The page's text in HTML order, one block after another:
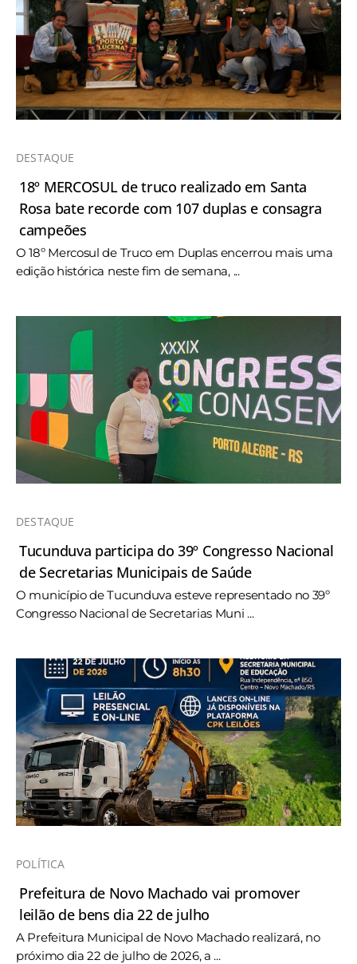
DESTAQUE
18º MERCOSUL de truco realizado em Santa
Rosa bate recorde com 107 duplas e consagra
campeões
O 18º Mercosul de Truco em Duplas encerrou mais uma
edição histórica neste fim de semana, ...
DESTAQUE
Tucunduva participa do 39º Congresso Nacional
de Secretarias Municipais de Saúde
O município de Tucunduva esteve representado no 39º
Congresso Nacional de Secretarias Muni ...
POLÍTICA
Prefeitura de Novo Machado vai promover
leilão de bens dia 22 de julho
A Prefeitura Municipal de Novo Machado realizará, no
próximo dia 22 de julho de 2026, a ...